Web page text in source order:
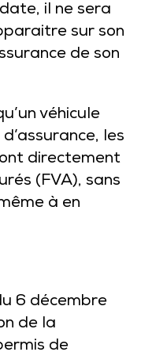
il ne sera
sur son
de son
véhicule
les
directement
(FVA), sans
à en
6 décembre
de la
de